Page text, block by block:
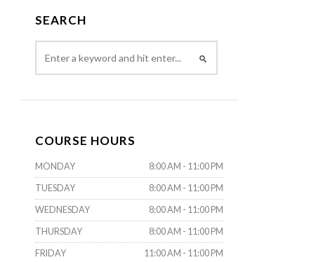
SEARCH
COURSE HOURS
MONDAY 8:00 AM - 11:00 PM
TUESDAY 8:00 AM - 11:00 PM
WEDNESDAY 8:00 AM - 11:00 PM
THURSDAY 8:00 AM - 11:00 PM
FRIDAY 11:00 AM - 11:00 PM